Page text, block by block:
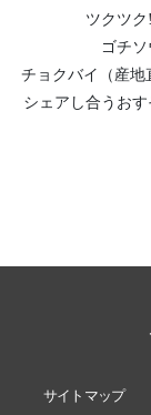
ツクツク
ゴチソ
チョクバイ（産地
シェアし合う お
サイトマップ